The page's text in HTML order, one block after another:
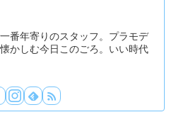
番年寄りのスタッフ。プラモデ
かしむ今日このごろ。いい時代